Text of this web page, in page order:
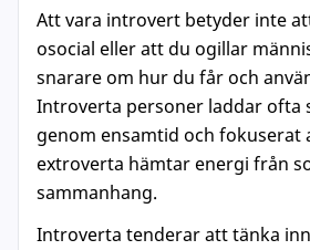
Att vara introvert betyder inte
osocial eller att du ogillar
snarare om hur du får och
Introverta personer laddar ofta
genom ensamtid och fokuserat
extroverta hämtar energi från
sammanhang.
Introverta tenderar att tänka